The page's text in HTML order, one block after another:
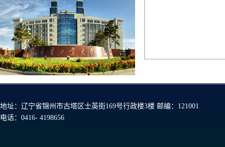
地址：辽宁省锦州市古塔区士英街169号行政楼3楼 邮编：121001
电话：0416- 4198656